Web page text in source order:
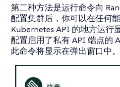
第二种方法是运行命令向
配置集群后，你可以在任何
Kubernetes API 的地方运行
配置启用了私有 API 端点的
此命令将显示在弹出窗口中。